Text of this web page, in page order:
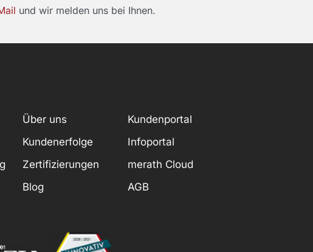
und wir melden uns bei Ihnen.
Über uns
Kundenerfolge
Zertifizierungen
Blog
Kundenportal
Infoportal
merath Cloud
AGB